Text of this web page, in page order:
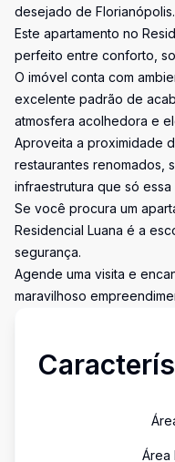
desejado de Florianópolis.
Este apartamento no
perfeito entre conforto,
O imóvel conta com
excelente padrão de
atmosfera acolhedora e
Aproveita a proximidade
restaurantes renomados,
infraestrutura que só
Se você procura um
Residencial Luana é a
segurança.
Agende uma visita e
maravilhoso
Área